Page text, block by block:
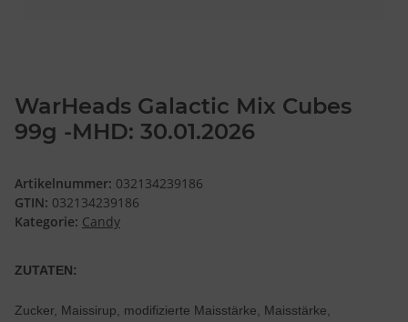
WarHeads Galactic Mix Cubes
99g -MHD: 30.01.2026
Artikelnummer: 032134239186
GTIN: 032134239186
Kategorie: Candy
ZUTATEN:
Zucker, Maissirup, modifizierte Maisstärke, Maisstärke,